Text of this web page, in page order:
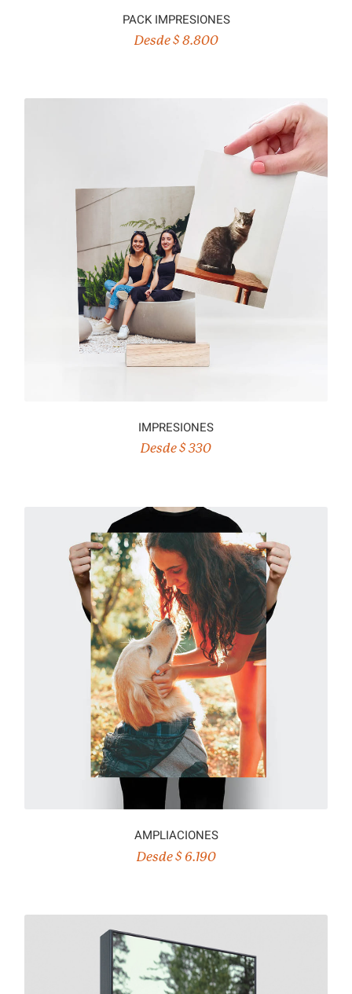
PACK IMPRESIONES
Desde $ 8.800
IMPRESIONES
Desde $ 330
AMPLIACIONES
Desde $ 6.190